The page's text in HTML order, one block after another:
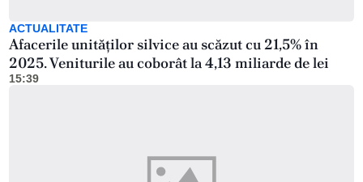
ACTUALITATE
Afacerile unităților silvice au scăzut cu 21,5% în
2025. Veniturile au coborât la 4,13 miliarde de lei
15:39